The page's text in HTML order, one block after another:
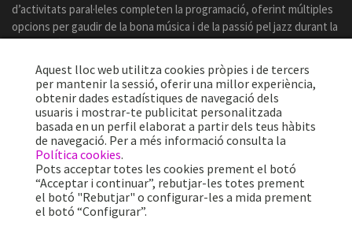
d’activitats paral·leles completen la programació, oferint múltiples
opcions per gaudir de la bona música i de la passió pel jazz durant la
celebració del certamen.
Més de 25 anys oferint la millor música en directe des de Barcelona.
Aquest lloc web utilitza cookies pròpies i de tercers
per mantenir la sessió, oferir una millor experiència,
obtenir dades estadístiques de navegació dels
usuaris i mostrar-te publicitat personalitzada
basada en un perfil elaborat a partir dels teus hàbits
de navegació. Per a més informació consulta la
Política cookies.
Pots acceptar totes les cookies prement el botó
“Acceptar i continuar”, rebutjar-les totes prement
el botó "Rebutjar" o configurar-les a mida prement
el botó “Configurar”.